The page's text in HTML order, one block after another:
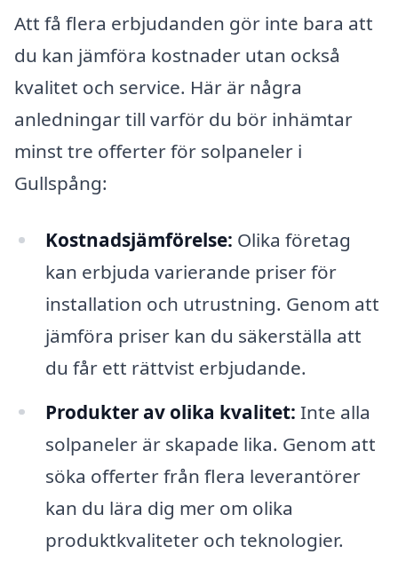
Att få flera erbjudanden gör inte bara att
du kan jämföra kostnader utan också
kvalitet och service. Här är några
anledningar till varför du bör inhämtar
minst tre offerter för solpaneler i
Gullspång:
Kostnadsjämförelse: Olika företag
kan erbjuda varierande priser för
installation och utrustning. Genom att
jämföra priser kan du säkerställa att
du får ett rättvist erbjudande.
Produkter av olika kvalitet: Inte alla
solpaneler är skapade lika. Genom att
söka offerter från flera leverantörer
kan du lära dig mer om olika
produktkvaliteter och teknologier.